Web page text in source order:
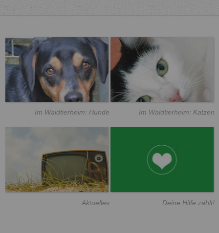
Im Waldtierheim: Hunde Im Waldtierheim: Katzen
Aktuelles Deine Hilfe zählt!